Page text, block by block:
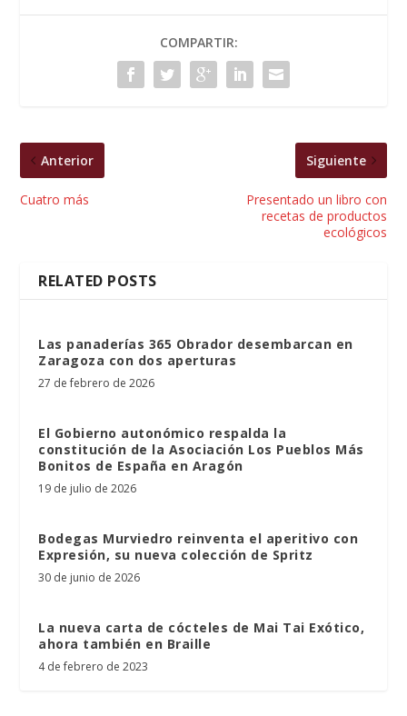
COMPARTIR:
Anterior
Cuatro más
Siguiente
Presentado un libro con
recetas de productos
ecológicos
RELATED POSTS
Las panaderías 365 Obrador desembarcan en
Zaragoza con dos aperturas
27 de febrero de 2026
El Gobierno autonómico respalda la
constitución de la Asociación Los Pueblos Más
Bonitos de España en Aragón
19 de julio de 2026
Bodegas Murviedro reinventa el aperitivo con
Expresión, su nueva colección de Spritz
30 de junio de 2026
La nueva carta de cócteles de Mai Tai Exótico,
ahora también en Braille
4 de febrero de 2023